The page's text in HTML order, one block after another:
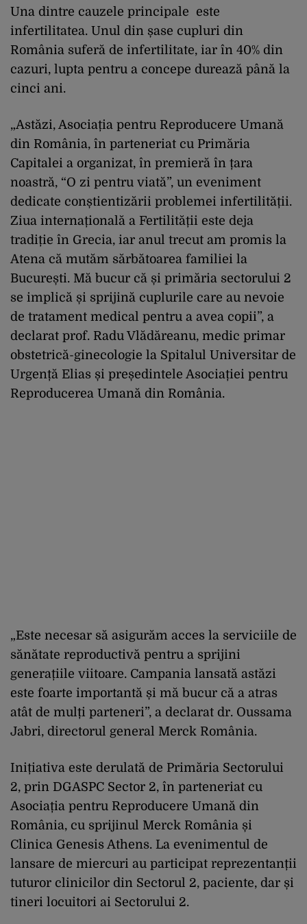
Una dintre cauzele principale este
infertilitatea. Unul din șase cupluri din
România suferă de infertilitate, iar în 40% din
cazuri, lupta pentru a concepe durează până la
cinci ani.
„Astăzi, Asociația pentru Reproducere Umană
din România, în parteneriat cu Primăria
Capitalei a organizat, în premieră în țara
noastră, “O zi pentru viată”, un eveniment
dedicate conștientizării problemei infertilității.
Ziua internațională a Fertilității este deja
tradiție în Grecia, iar anul trecut am promis la
Atena că mutăm sărbătoarea familiei la
București. Mă bucur că și primăria sectorului 2
se implică și sprijină cuplurile care au nevoie
de tratament medical pentru a avea copii”, a
declarat prof. Radu Vlădăreanu, medic primar
obstetrică-ginecologie la Spitalul Universitar de
Urgență Elias și președintele Asociației pentru
Reproducerea Umană din România.
„Este necesar să asigurăm acces la serviciile de
sănătate reproductivă pentru a sprijini
generațiile viitoare. Campania lansată astăzi
este foarte importantă și mă bucur că a atras
atât de mulți parteneri”, a declarat dr. Oussama
Jabri, directorul general Merck România.
Inițiativa este derulată de Primăria Sectorului
2, prin DGASPC Sector 2, în parteneriat cu
Asociația pentru Reproducere Umană din
România, cu sprijinul Merck România și
Clinica Genesis Athens. La evenimentul de
lansare de miercuri au participat reprezentanții
tuturor clinicilor din Sectorul 2, paciente, dar și
tineri locuitori ai Sectorului 2.